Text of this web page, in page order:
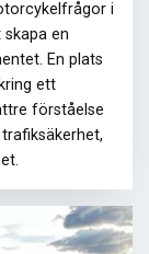
i
en
En plats
ett
förståelse